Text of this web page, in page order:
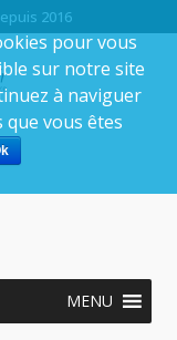
2016
MENU
pour vous
sur notre site
à naviguer
vous êtes